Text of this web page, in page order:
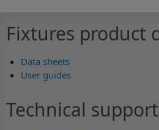
Fixtures product
Data sheets
User guides
Technical